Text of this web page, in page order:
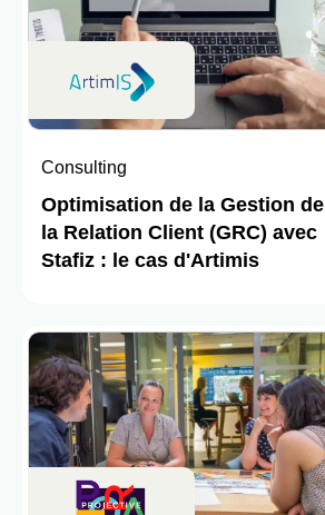
Consulting
Optimisation de la Gestion de
la Relation Client (GRC) avec
Stafiz : le cas d'Artimis